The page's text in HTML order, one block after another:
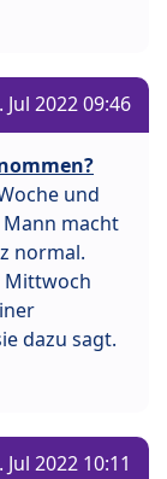
Jul 2022 09:46
und
macht
normal.
Mittwoch
dazu sagt.
Jul 2022 10:11